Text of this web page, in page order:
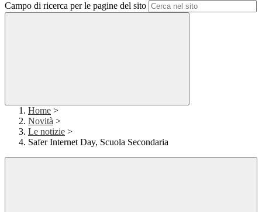
Campo di ricerca per le pagine del sito
Home >
Novità >
Le notizie >
Safer Internet Day, Scuola Secondaria